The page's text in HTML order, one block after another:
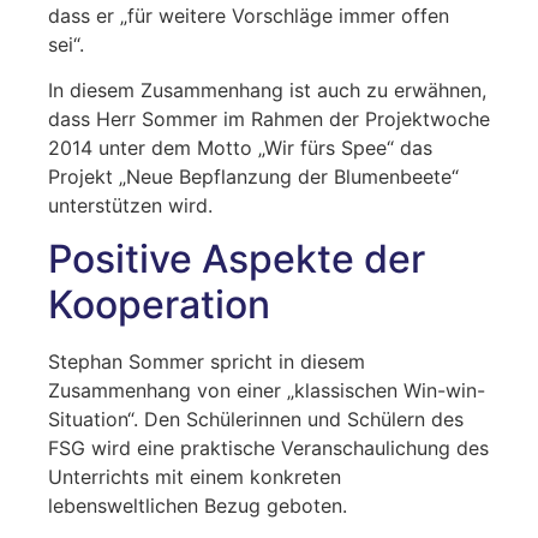
dass er „für weitere Vorschläge immer offen
sei“.
In diesem Zusammenhang ist auch zu erwähnen,
dass Herr Sommer im Rahmen der Projektwoche
2014 unter dem Motto „Wir fürs Spee“ das
Projekt „Neue Bepflanzung der Blumenbeete“
unterstützen wird.
Positive Aspekte der
Kooperation
Stephan Sommer spricht in diesem
Zusammenhang von einer „klassischen Win-win-
Situation“. Den Schülerinnen und Schülern des
FSG wird eine praktische Veranschaulichung des
Unterrichts mit einem konkreten
lebensweltlichen Bezug geboten.